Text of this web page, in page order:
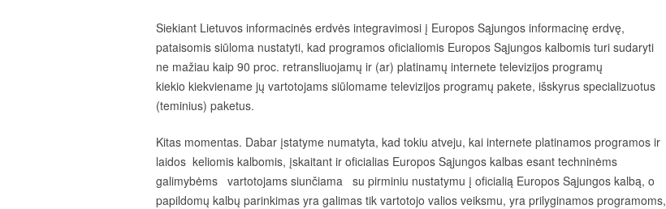
Siekiant Lietuvos informacinės erdvės integravimosi į Europos Sąjungos informacinę erdvę,
pataisomis siūloma nustatyti, kad programos oficialiomis Europos Sąjungos kalbomis turi sudaryti
ne mažiau kaip 90 proc. retransliuojamų ir (ar) platinamų internete televizijos programų
kiekio kiekviename jų vartotojams siūlomame televizijos programų pakete, išskyrus specializuotus
(teminius) paketus.
Kitas momentas. Dabar įstatyme numatyta, kad tokiu atveju, kai internete platinamos programos ir
laidos keliomis kalbomis, įskaitant ir oficialias Europos Sąjungos kalbas esant techninėms
galimybėms vartotojams siunčiama su pirminiu nustatymu į oficialią Europos Sąjungos kalbą, o
papildomų kalbų parinkimas yra galimas tik vartotojo valios veiksmu, yra prilyginamos programoms,